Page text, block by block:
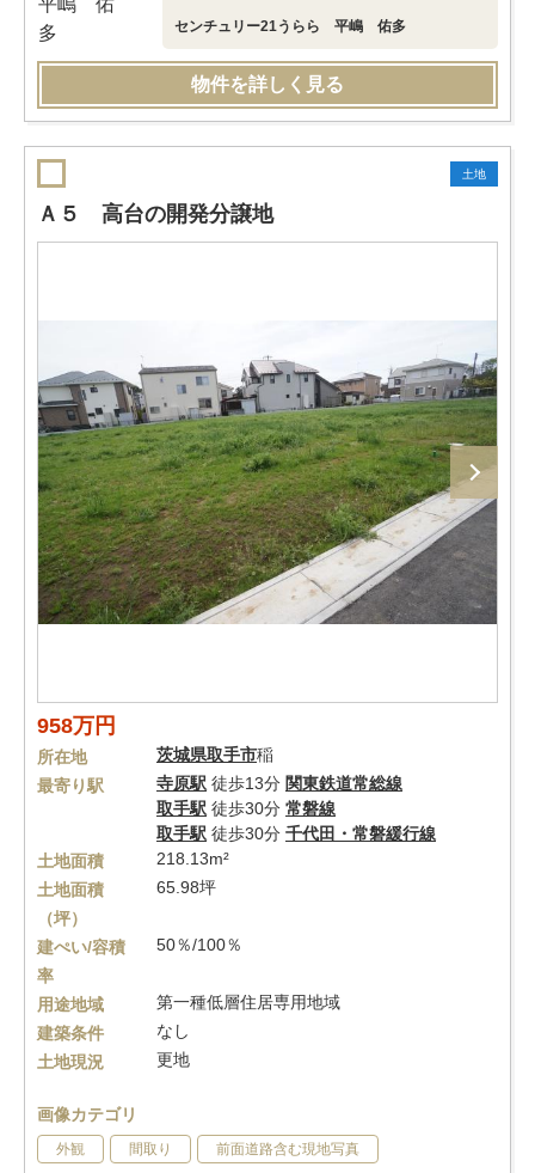
センチュリー21うらら 平嶋 佑多
物件を詳しく見る
土地
Ａ５ 高台の開発分譲地
958万円
所在地 茨城県取手市稲
最寄り駅
寺原駅 徒歩13分 関東鉄道常総線
取手駅 徒歩30分 常磐線
取手駅 徒歩30分 千代田・常磐緩行線
土地面積
218.13m²
土地面積
（坪）
65.98坪
建ぺい/容積
率
50％/100％
用途地域
第一種低層住居専用地域
建築条件
なし
土地現況
更地
画像カテゴリ
外観 間取り 前面道路含む現地写真